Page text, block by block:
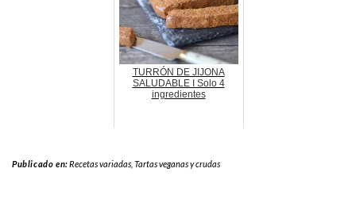
TURRÓN DE JIJONA
SALUDABLE I Solo 4
ingredientes
Publicado en:Recetas variadas ,Tartas veganas y crudas